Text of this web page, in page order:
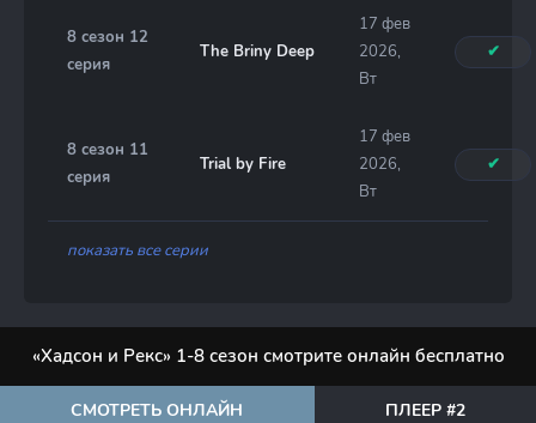
8 сезон 12
серия
The Briny Deep
17 фев
2026,
Вт
✔
8 сезон 11
серия
Trial by Fire
17 фев
2026,
Вт
✔
показать все серии
«Хадсон и Рекс» 1-8 сезон смотрите онлайн бесплатно
СМОТРЕТЬ ОНЛАЙН ПЛЕЕР #2